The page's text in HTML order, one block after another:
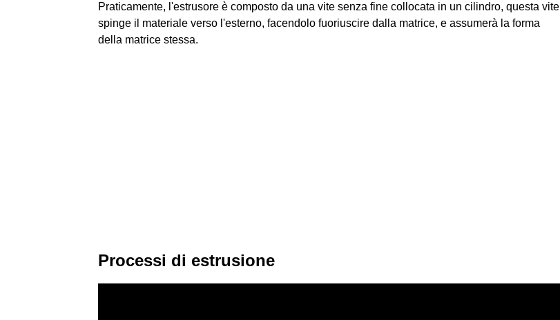
Praticamente, l'estrusore è composto da una vite senza fine collocata in un cilindro, questa vite
spinge il materiale verso l'esterno, facendolo fuoriuscire dalla matrice, e assumerà la forma
della matrice stessa.
Processi di estrusione